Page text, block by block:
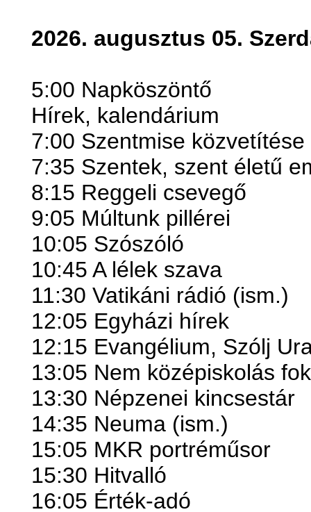
2026. augusztus 05.
5:00 Napköszöntő
Hírek, kalendárium
7:00 Szentmise közvetítése
7:35 Szentek, szent életű
8:15 Reggeli csevegő
9:05 Múltunk pillérei
10:05 Szószóló
10:45 A lélek szava
11:30 Vatikáni rádió (ism.)
12:05 Egyházi hírek
12:15 Evangélium, Szólj
13:05 Nem középiskolás
13:30 Népzenei kincsestár
14:35 Neuma (ism.)
15:05 MKR portréműsor
15:30 Hitvalló
16:05 Érték-adó